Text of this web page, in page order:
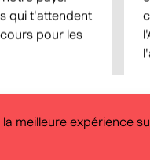
meilleure expérience
qui t'attendent
pour les